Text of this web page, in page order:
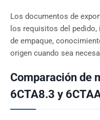
Los documentos de
los requisitos del
de empaque,
origen cuando sea
Comparación de
6CTA8.3 y